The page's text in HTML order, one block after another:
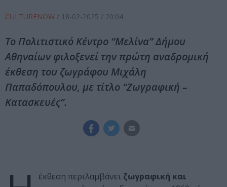
CULTURENOW / 18-02-2025 / 20:04
Το Πολιτιστικό Κέντρο “Μελίνα” Δήμου
Αθηναίων φιλοξενεί την πρώτη αναδρομική
έκθεση του ζωγράφου Μιχάλη
Παπαδόπουλου, με τίτλο “Ζωγραφική –
Κατασκευές”.
έκθεση περιλαμβάνει ζωγραφική και